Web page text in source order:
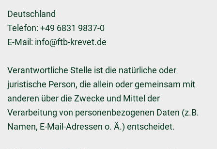
Deutschland
Telefon: +49 6831 9837-0
E-Mail: info@ftb-krevet.de
Verantwortliche Stelle ist die natürliche oder
juristische Person, die allein oder gemeinsam mit
anderen über die Zwecke und Mittel der
Verarbeitung von personenbezogenen Daten (z.B.
Namen, E-Mail-Adressen o. Ä.) entscheidet.